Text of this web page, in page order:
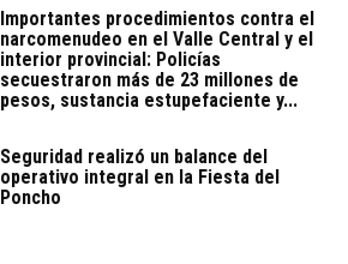
Importantes procedimientos contra el
narcomenudeo en el Valle Central y el
interior provincial: Policías
secuestraron más de 23 millones de
pesos, sustancia estupefaciente y...
Seguridad realizó un balance del
operativo integral en la Fiesta del
Poncho